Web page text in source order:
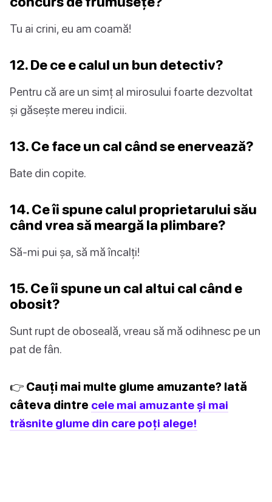
Tu ai crini, eu am coamă!
12. De ce e calul un bun detectiv?
Pentru că are un simț al mirosului foarte dezvoltat
și găsește mereu indicii.
13. Ce face un cal când se enervează?
Bate din copite.
14. Ce îi spune calul proprietarului său
când vrea să meargă la plimbare?
Să-mi pui șa, să mă încalți!
15. Ce îi spune un cal altui cal când e
obosit?
Sunt rupt de oboseală, vreau să mă odihnesc pe un
pat de fân.
👉 Cauți mai multe glume amuzante? Iată
câteva dintre cele mai amuzante și mai
trăsnite glume din care poți alege!